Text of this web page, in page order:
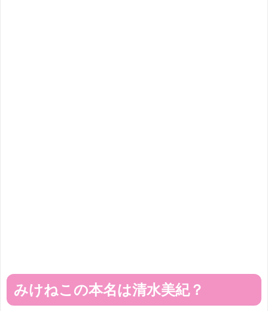
みけねこの本名は清水美紀？